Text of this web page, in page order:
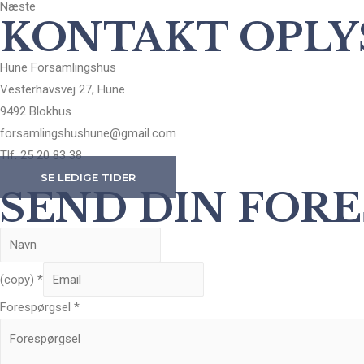
Næste
KONTAKT
Hune Forsamlingshus
Vesterhavsvej 27, Hune
9492 Blokhus
forsamlingshushune@gmail.com
Tlf. 25 20 83 38
SE LEDIGE TIDER
SEND DIN
(copy) *
Forespørgsel *